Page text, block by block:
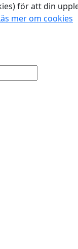
för att din
mer om cookies